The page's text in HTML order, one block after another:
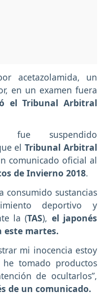
acetazolamida, un
en un examen fuera
el Tribunal Arbitral
fue suspendido
el Tribunal Arbitral
comunicado oficial al
de Invierno 2018.
consumido sustancias
deportivo y
la (TAS), el japonés
este martes.
mi inocencia estoy
tomado productos
de ocultarlos”,
de un comunicado.